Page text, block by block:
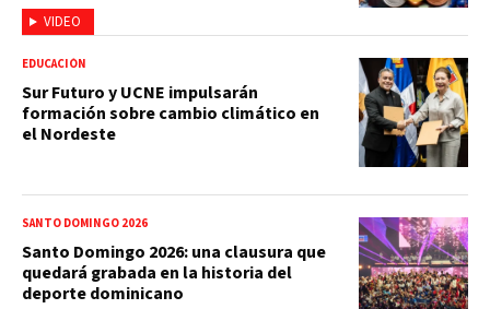
VIDEO
EDUCACIÓN
Sur Futuro y UCNE impulsarán
formación sobre cambio climático en
el Nordeste
SANTO DOMINGO 2026
Santo Domingo 2026: una clausura que
quedará grabada en la historia del
deporte dominicano